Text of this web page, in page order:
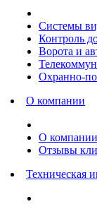
Системы
Контроль
Ворота и
Охранно-
О компании
О компании
Отзывы
Техническая